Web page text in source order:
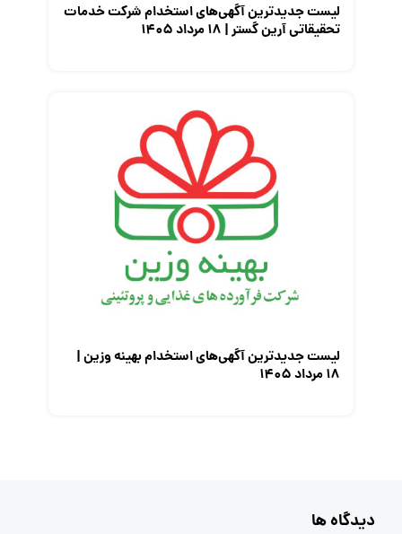
لیست جدیدترین آگهی‌های استخدام شرکت خدمات
تحقیقاتی آرین گستر | ۱۸ مرداد ۱۴۰۵
لیست جدیدترین آگهی‌های استخدام بهینه وزین |
۱۸ مرداد ۱۴۰۵
دیدگاه ها